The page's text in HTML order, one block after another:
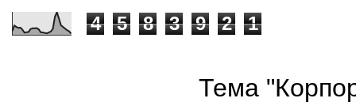
4 5 8 3 9 2 1
Тема